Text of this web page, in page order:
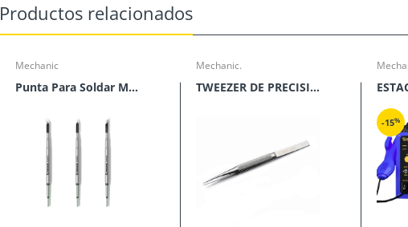
Productos relacionados
Mechanic
Punta Para Soldar Mechanic Serie C210
Mechanic.
TWEEZER DE PRECISION MECHANIC SERIES TK
-15%